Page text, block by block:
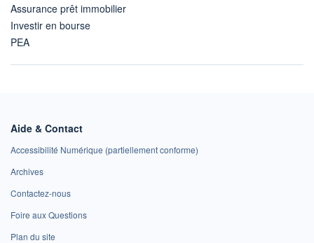
Assurance prêt immobilier
Investir en bourse
PEA
Aide & Contact
Accessibilité Numérique (partiellement conforme)
Archives
Contactez-nous
Foire aux Questions
Plan du site